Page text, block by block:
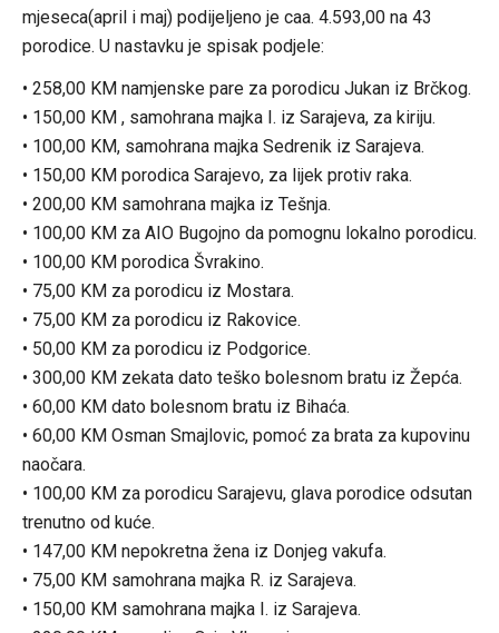
mjeseca(april i maj) podijeljeno je caa. 4.593,00 na 43
porodice. U nastavku je spisak podjele:
• 258,00 KM namjenske pare za porodicu Jukan iz Brčkog.
• 150,00 KM , samohrana majka I. iz Sarajeva, za kiriju.
• 100,00 KM, samohrana majka Sedrenik iz Sarajeva.
• 150,00 KM porodica Sarajevo, za lijek protiv raka.
• 200,00 KM samohrana majka iz Tešnja.
• 100,00 KM za AIO Bugojno da pomognu lokalno porodicu.
• 100,00 KM porodica Švrakino.
• 75,00 KM za porodicu iz Mostara.
• 75,00 KM za porodicu iz Rakovice.
• 50,00 KM za porodicu iz Podgorice.
• 300,00 KM zekata dato teško bolesnom bratu iz Žepća.
• 60,00 KM dato bolesnom bratu iz Bihaća.
• 60,00 KM Osman Smajlovic, pomoć za brata za kupovinu
naočara.
• 100,00 KM za porodicu Sarajevu, glava porodice odsutan
trenutno od kuće.
• 147,00 KM nepokretna žena iz Donjeg vakufa.
• 75,00 KM samohrana majka R. iz Sarajeva.
• 150,00 KM samohrana majka I. iz Sarajeva.